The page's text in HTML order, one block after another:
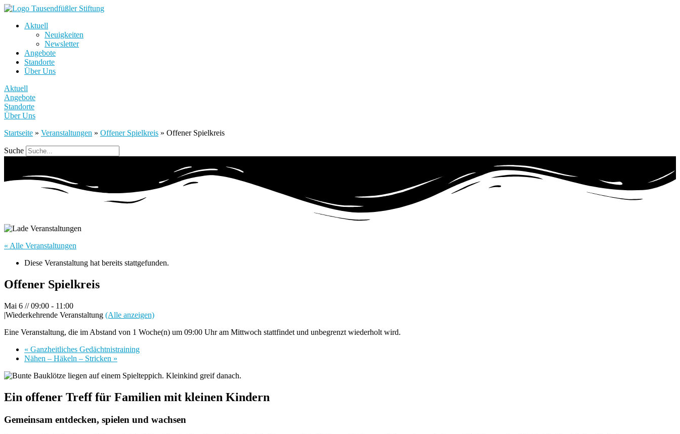
Aktuell
Neuigkeiten
Newsletter
Angebote
Standorte
Über Uns
Aktuell
Angebote
Standorte
Über Uns
Startseite » Veranstaltungen » Offener Spielkreis » Offener Spielkreis
Suche
« Alle Veranstaltungen
Diese Veranstaltung hat bereits stattgefunden.
Offener Spielkreis
Mai 6 // 09:00 - 11:00
|Wiederkehrende Veranstaltung (Alle anzeigen)
Eine Veranstaltung, die im Abstand von 1 Woche(n) um 09:00 Uhr am Mittwoch stattfindet und unbegrenzt wiederholt wird.
« Ganzheitliches Gedächtnistraining
Nähen – Häkeln – Stricken »
Ein offener Treff für Familien mit kleinen Kindern
Gemeinsam entdecken, spielen und wachsen